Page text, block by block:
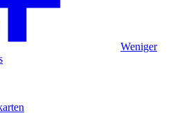
Weniger